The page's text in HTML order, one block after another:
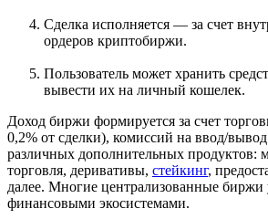
Сделка исполняется — за счет
ордеров криптобиржи.
Пользователь может хранить
вывести их на личный кошелек.
Доход биржи формируется за счет
0,2% от сделки), комиссий на ввод/вывод
различных дополнительных продуктов:
торговля, деривативы, стейкинг,
далее. Многие централизованные
финансовыми экосистемами.